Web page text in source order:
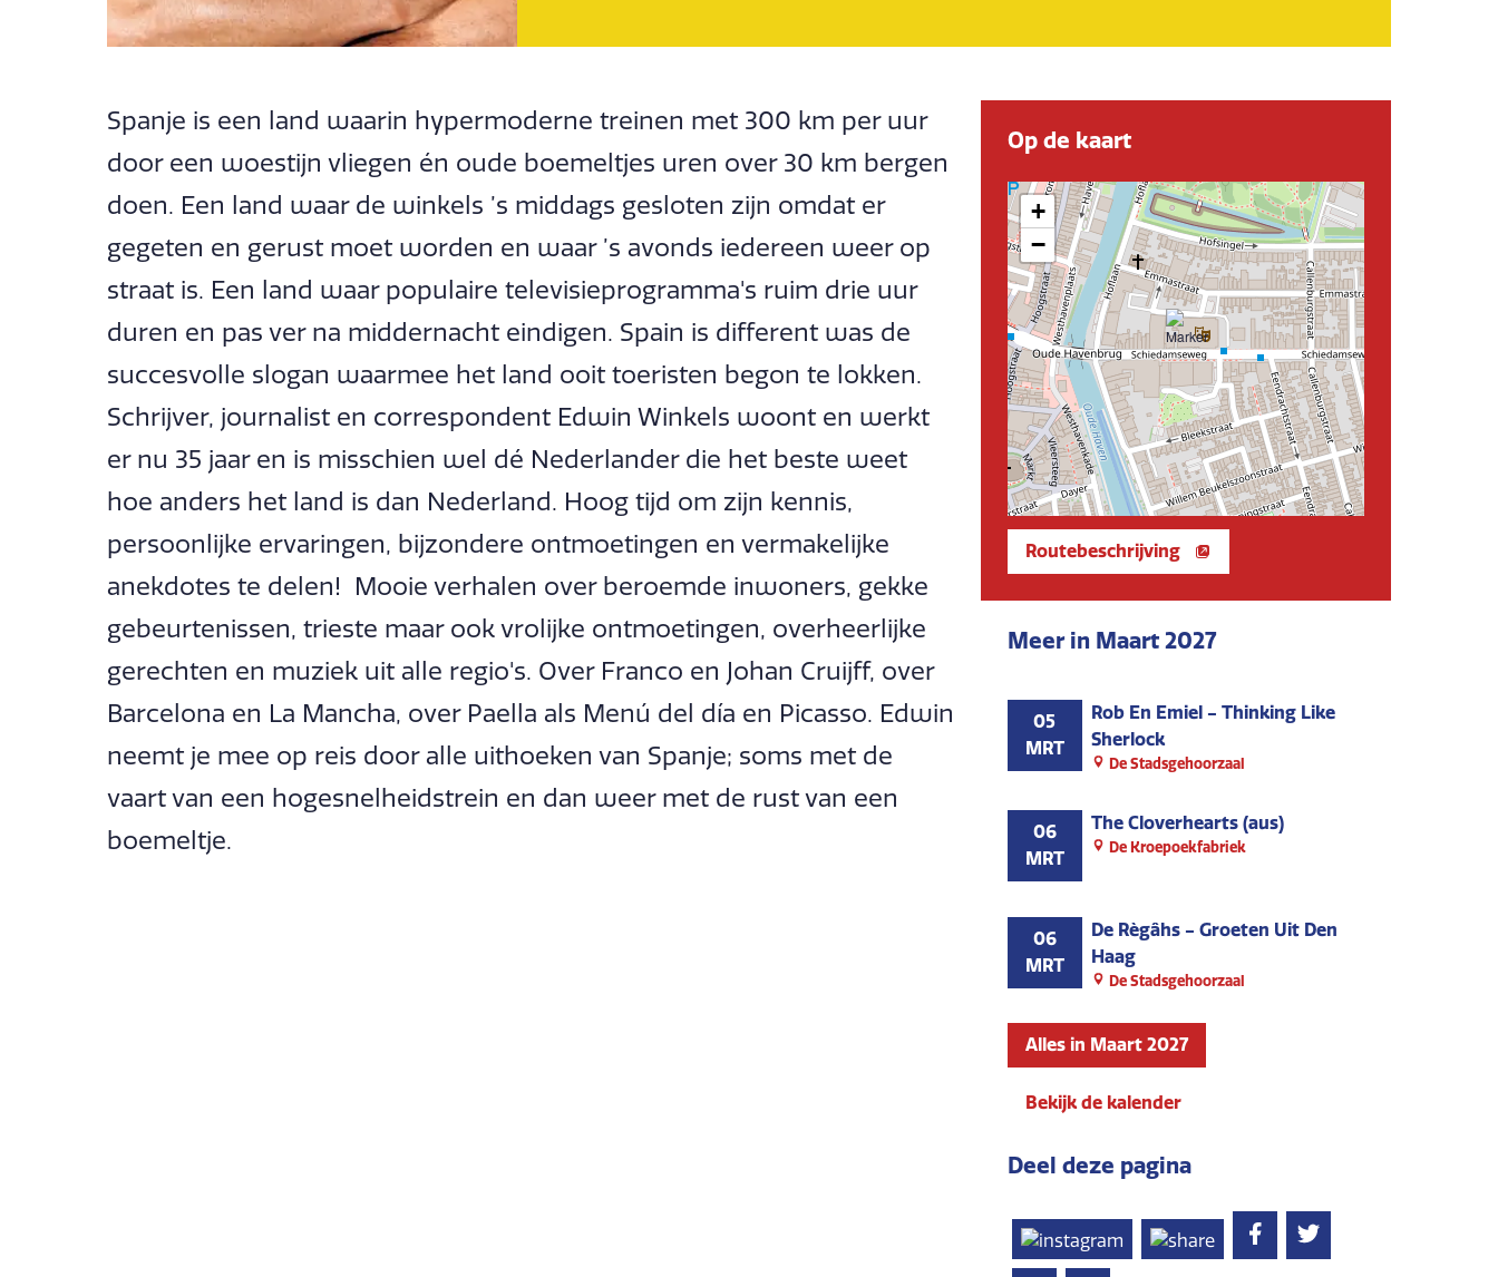
Spanje is een land waarin hypermoderne treinen met 300 km per uur
door een woestijn vliegen én oude boemeltjes uren over 30 km bergen
doen. Een land waar de winkels ’s middags gesloten zijn omdat er
gegeten en gerust moet worden en waar ’s avonds iedereen weer op
straat is. Een land waar populaire televisieprogramma's ruim drie uur
duren en pas ver na middernacht eindigen. Spain is different was de
succesvolle slogan waarmee het land ooit toeristen begon te lokken.
Schrijver, journalist en correspondent Edwin Winkels woont en werkt
er nu 35 jaar en is misschien wel dé Nederlander die het beste weet
hoe anders het land is dan Nederland. Hoog tijd om zijn kennis,
persoonlijke ervaringen, bijzondere ontmoetingen en vermakelijke
anekdotes te delen! Mooie verhalen over beroemde inwoners, gekke
gebeurtenissen, trieste maar ook vrolijke ontmoetingen, overheerlijke
gerechten en muziek uit alle regio's. Over Franco en Johan Cruijff, over
Barcelona en La Mancha, over Paella als Menú del día en Picasso. Edwin
neemt je mee op reis door alle uithoeken van Spanje; soms met de
vaart van een hogesnelheidstrein en dan weer met de rust van een
boemeltje.
Op de kaart
+
−
Routebeschrijving
Meer in Maart 2027
05
MRT
Rob En Emiel - Thinking Like
Sherlock
De Stadsgehoorzaal
06
MRT
The Cloverhearts (aus)
De Kroepoekfabriek
06
MRT
De Règâhs - Groeten Uit Den
Haag
De Stadsgehoorzaal
Alles in Maart 2027
Bekijk de kalender
Deel deze pagina